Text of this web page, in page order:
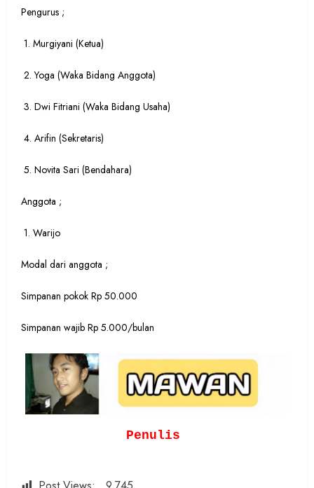
Pengurus ;
1. Murgiyani (Ketua)
2. Yoga (Waka Bidang Anggota)
3. Dwi Fitriani (Waka Bidang Usaha)
4. Arifin (Sekretaris)
5. Novita Sari (Bendahara)
Anggota ;
1. Warijo
Modal dari anggota ;
Simpanan pokok Rp 50.000
Simpanan wajib Rp 5.000/bulan
Penulis